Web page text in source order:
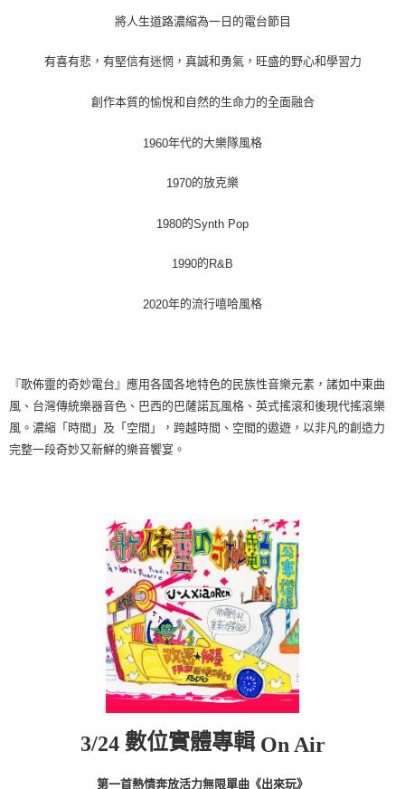
每筆NT$85，滿NT$1,000(含以上)免運費
海外地區配送 查看運費
將人生道路濃縮為一日的電台節目
有喜有悲，有堅信有迷惘，真誠和勇氣，旺盛的野心和學習力
創作本質的愉悅和自然的生命力的全面融合
1960年代的大樂隊風格
1970的放克樂
1980的Synth Pop
1990的 R&B
2020年的流行嘻哈風格
『歌佈靈的奇妙電台』應用各國各地特色的民族性音樂元素，諸如中東曲
風、台灣傳統樂器音色、巴西的巴薩諾瓦風格、英式搖滾和後現代搖滾樂
風。濃縮「時間」及「空間」，跨越時間、空間的遨遊，以非凡的創造力
完整一段奇妙又新鮮的樂音饗宴。
3/24 數位實體專輯 On Air
第一首熱情奔放活力無限單曲《出來玩》